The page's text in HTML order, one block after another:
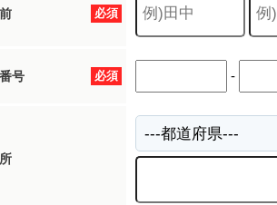
必須
必須
号 -